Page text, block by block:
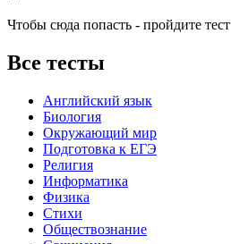
Чтобы сюда попасть - пройдите тест
Все тесты
Английский язык
Биология
Окружающий мир
Подготовка к ЕГЭ
Религия
Информатика
Физика
Стихи
Обществознание